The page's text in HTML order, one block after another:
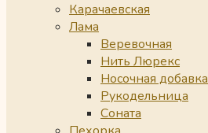
Карачаевская
Лама
Веревочная
Нить Люрекс
Носочная добавка
Рукодельница
Соната